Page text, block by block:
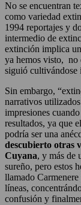
No se encuentran
como variedad
1994 reportajes y
intermedio de
extinción implica
ya hemos visto, no
siguió cultivándose
Sin embargo,
narrativos
impresiones
resultados, ya que
podría ser una
descubierto otras
Cuyana, y más de
sureño, pero estos
llamado
líneas,
confusión y